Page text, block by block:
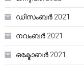
ഡിസംബർ 2021
നവംബർ 2021
ഒക്ടോബർ 2021